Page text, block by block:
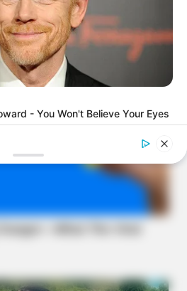
- You Won't Believe Your Eyes